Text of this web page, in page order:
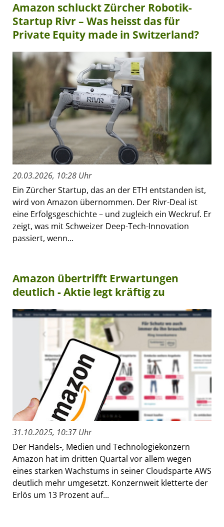
Amazon schluckt Zürcher Robotik-
Startup Rivr – Was heisst das für
Private Equity made in Switzerland?
20.03.2026, 10:28 Uhr
Ein Zürcher Startup, das an der ETH entstanden ist,
wird von Amazon übernommen. Der Rivr-Deal ist
eine Erfolgsgeschichte – und zugleich ein Weckruf. Er
zeigt, was mit Schweizer Deep-Tech-Innovation
passiert, wenn...
Amazon übertrifft Erwartungen
deutlich - Aktie legt kräftig zu
31.10.2025, 10:37 Uhr
Der Handels-, Medien und Technologiekonzern
Amazon hat im dritten Quartal vor allem wegen
eines starken Wachstums in seiner Cloudsparte AWS
deutlich mehr umgesetzt. Konzernweit kletterte der
Erlös um 13 Prozent auf...